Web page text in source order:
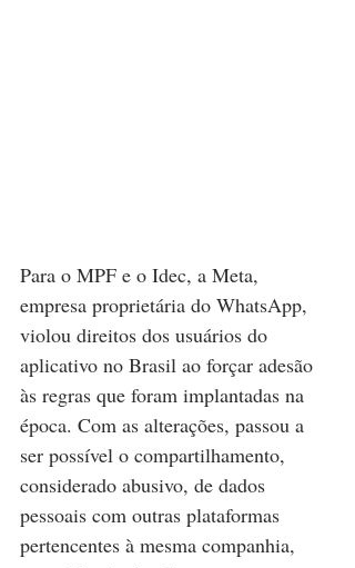
Para o MPF e o Idec, a Meta,
empresa proprietária do WhatsApp,
violou direitos dos usuários do
aplicativo no Brasil ao forçar adesão
às regras que foram implantadas na
época. Com as alterações, passou a
ser possível o compartilhamento,
considerado abusivo, de dados
pessoais com outras plataformas
pertencentes à mesma companhia,